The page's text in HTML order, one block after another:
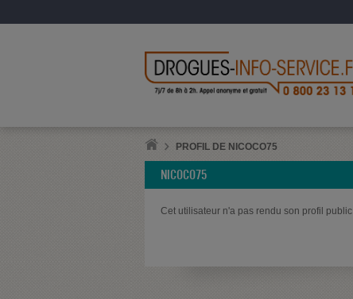
PROFIL DE NICOCO75
NICOCO75
Cet utilisateur n'a pas rendu son profil public.